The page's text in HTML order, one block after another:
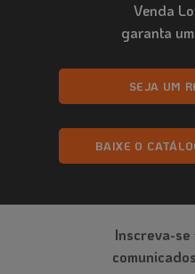
variantes.
opções
podem
ser
na
Venda
garanta
SEJA UM
BAIXE O
Inscreva-